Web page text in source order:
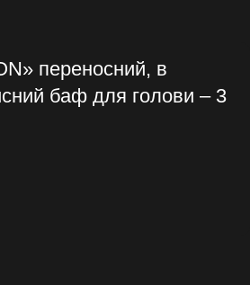
переносний, в
баф для голови – 3